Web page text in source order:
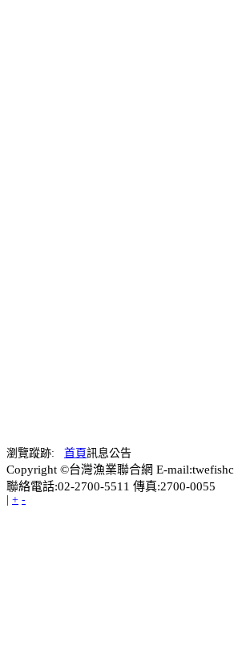
瀏覽蹤跡: 首頁訊息公告
Copyright ©台灣漁業聯合網 E-
聯絡電話:02-2700-5511 傳真:2700-0055
+ -